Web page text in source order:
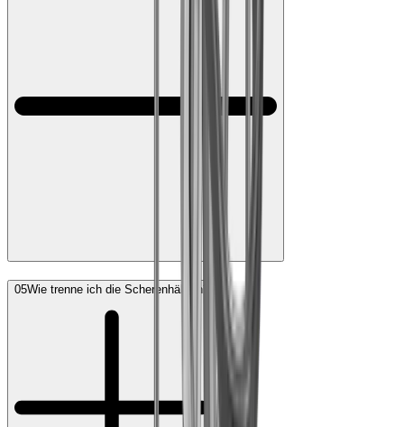
05Wie trenne ich die Scherenhälften?